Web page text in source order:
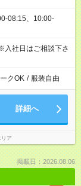
08:15、10:00-
入社日はご相談下さ
クOK / 服装自由
詳細へ
ア
掲載日：2026.08.06